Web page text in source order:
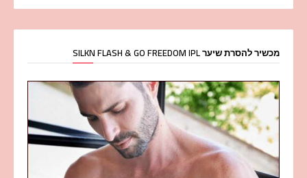
מכשיר להסרת שיער SILKN FLASH & GO FREEDOM IPL